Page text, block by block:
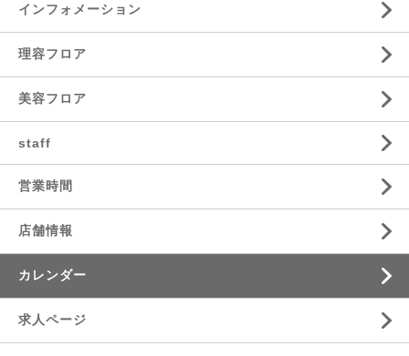
インフォメーション
理容フロア
美容フロア
staff
営業時間
店舗情報
カレンダー
求人ページ